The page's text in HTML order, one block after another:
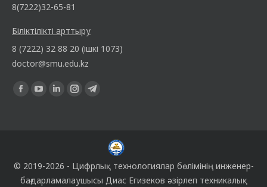
8(7222)32-65-81
Біліктілікті арттыру
8 (7222) 32 88 20 (ішкі 1073)
doctor@smu.edu.kz
Find us on:
© 2019-2026 - Цифрлық технологиялар бөлімінің инженер-
бағдарламалаушысы Диас Егизеков әзірлеп техникалық